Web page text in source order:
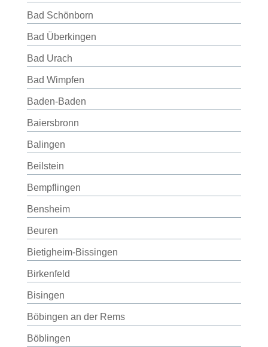
Bad Schönborn
Bad Überkingen
Bad Urach
Bad Wimpfen
Baden-Baden
Baiersbronn
Balingen
Beilstein
Bempflingen
Bensheim
Beuren
Bietigheim-Bissingen
Birkenfeld
Bisingen
Böbingen an der Rems
Böblingen